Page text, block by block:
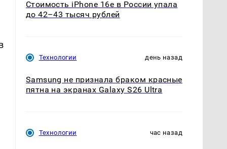
Стоимость iPhone 16e в России упала
до 42–43 тысяч рублей
Технологии день назад
Samsung не признала браком красные
пятна на экранах Galaxy S26 Ultra
Технологии час назад